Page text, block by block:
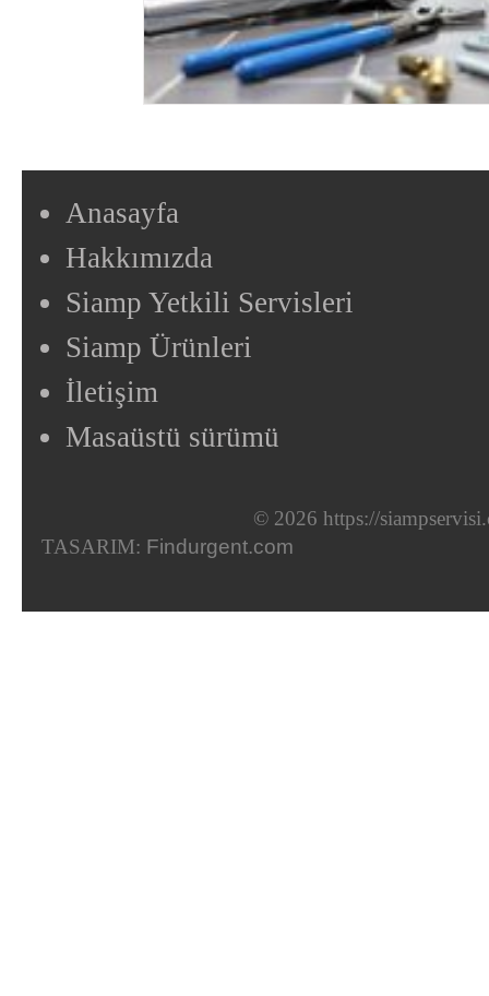
Anasayfa
Hakkımızda
Siamp Yetkili Servisleri
Siamp Ürünleri
İletişim
Masaüstü sürümü
© 2026 https://
TASARIM: Findurgent.com